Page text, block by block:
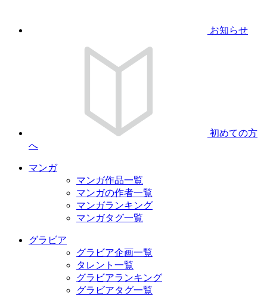
お知らせ
初めての方
へ
マンガ
マンガ作品一覧
マンガの作者一覧
マンガランキング
マンガタグ一覧
グラビア
グラビア企画一覧
タレント一覧
グラビアランキング
グラビアタグ一覧